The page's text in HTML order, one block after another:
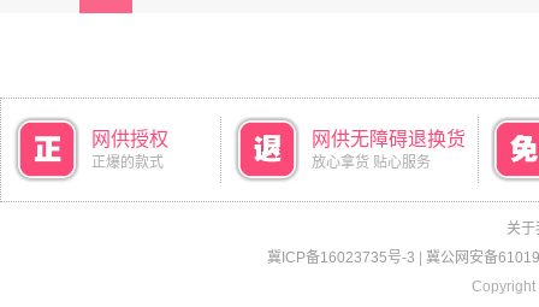
网供授权
正爆的款式
网供无障碍退换货
放心拿货 贴心服务
关于
冀ICP备16023735号-3
冀公网安备